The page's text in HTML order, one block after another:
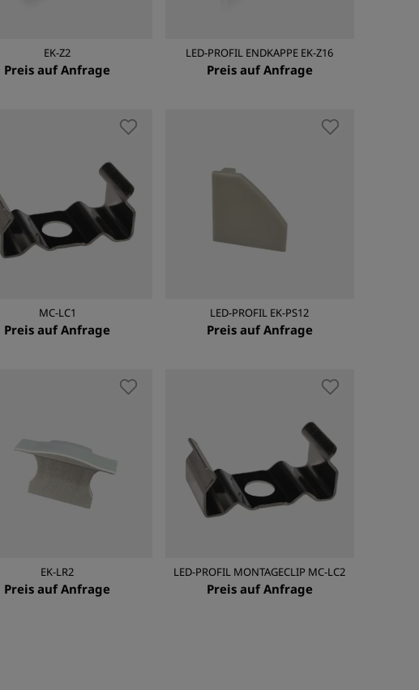
EK-Z2
Preis auf Anfrage
LED-PROFIL ENDKAPPE EK-Z16
Preis auf Anfrage
MC-LC1
Preis auf Anfrage
LED-PROFIL EK-PS12
Preis auf Anfrage
EK-LR2
Preis auf Anfrage
LED-PROFIL MONTAGECLIP MC-LC2
Preis auf Anfrage